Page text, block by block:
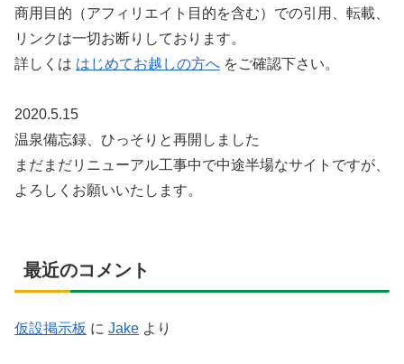
商用目的（アフィリエイト目的を含む）での引用、転載、
リンクは一切お断りしております。
詳しくは はじめてお越しの方へ をご確認下さい。
2020.5.15
温泉備忘録、ひっそりと再開しました
まだまだリニューアル工事中で中途半場なサイトですが、
よろしくお願いいたします。
最近のコメント
仮設掲示板 に Jake より